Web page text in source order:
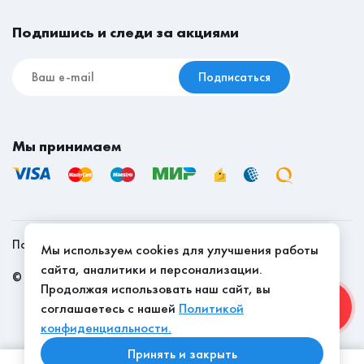
днях.
Подпишись и следи за акциями
Подписаться
Мы принимаем
© 2026, Мебель Эконом - качество доступно
Политика конфиденциальности
Мы используем cookies для улучшения работы
сайта, аналитики и персонализации.
Продолжая использовать наш сайт, вы
соглашаетесь с нашей Политикой
конфиденциальности.
Принять и закрыть